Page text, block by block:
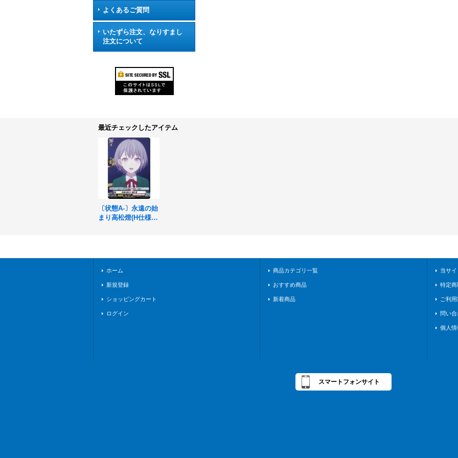
よくあるご質問
いたずら注文、なりすまし
注文について
最近チェックしたアイテム
〔状態A-〕永遠の始
まり高松燈(H仕様)
ホーム
新規登録
ショッピングカート
ログイン
商品カテゴリ一覧
おすすめ商品
新着商品
当サ
特定
ご利
問い合
個人
スマートフォンサイト